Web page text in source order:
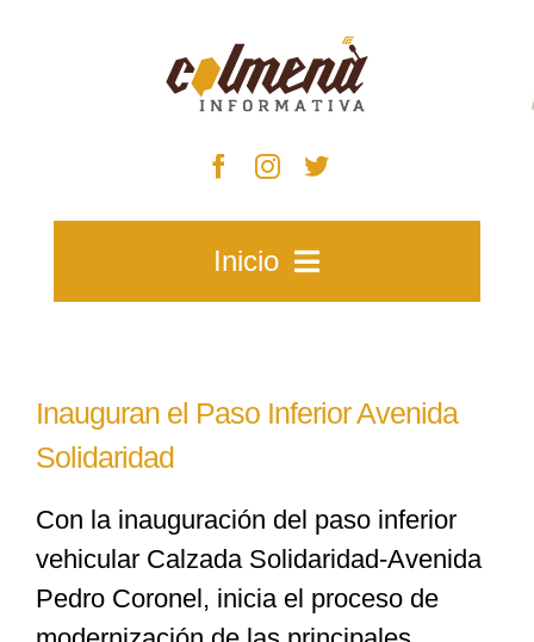
Inicio
Municipios
Especiales
Inauguran el Paso Inferior Avenida
Solidaridad
Con la inauguración del paso inferior
vehicular Calzada Solidaridad-Avenida
Pedro Coronel, inicia el proceso de